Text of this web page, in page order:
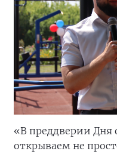
«В преддверии
открываем не